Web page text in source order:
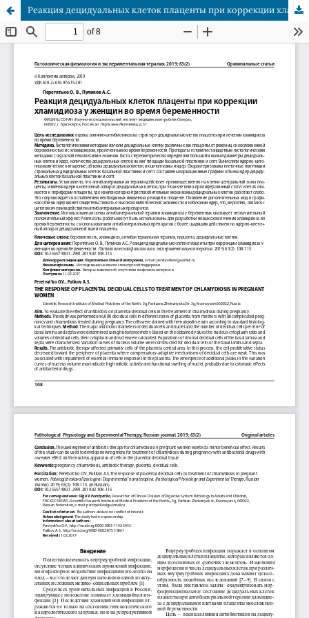
Реакция децидуальных клеток плаценты при коррекции хламидиоза у женщин во время беременности